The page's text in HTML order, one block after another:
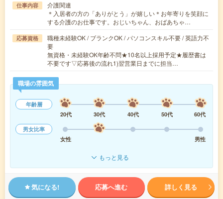
仕事内容
介護関連
＊入居者の方の「ありがとう」が嬉しい＊お年寄りを笑顔に
する介護のお仕事です。おじいちゃん、おばあちゃ…
応募資格
職種未経験OK / ブランクOK / パソコンスキル不要 / 英語力不
要
無資格・未経験OK年齢不問★10名以上採用予定★履歴書は
不要です▽応募後の流れ1)翌営業日までに担当…
職場の雰囲気
年齢層
20代
30代 40代 50代
60代
男女比率
女性
男性
もっと見る
気になる! 応募へ進む 詳しく見る